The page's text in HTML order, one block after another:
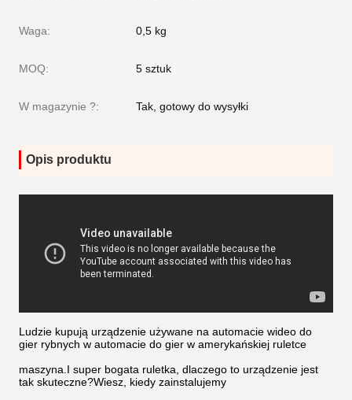
Waga: 0,5 kg
MOQ: 5 sztuk
W magazynie ?: Tak, gotowy do wysyłki
Opis produktu
Ludzie kupują urządzenie używane na automacie wideo do
gier rybnych w automacie do gier w amerykańskiej ruletce
maszyna.I super bogata ruletka, dlaczego to urządzenie jest
tak skuteczne?Wiesz, kiedy zainstalujemy